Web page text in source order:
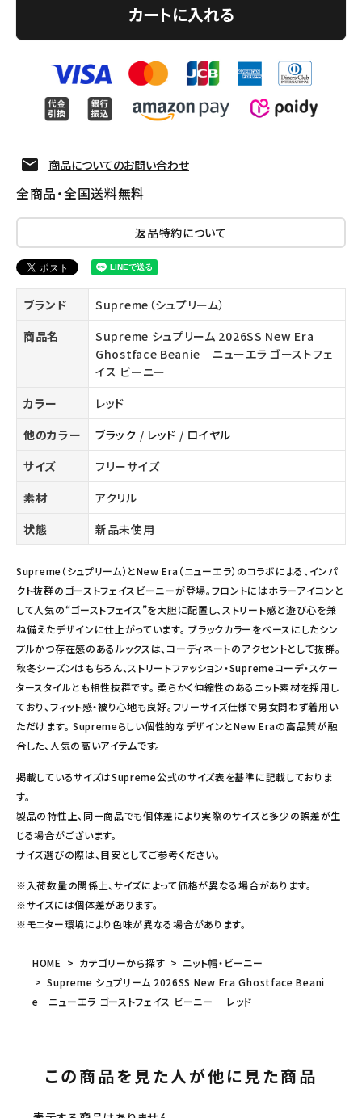
カートに入れる
商品についてのお問い合わせ
全商品・全国送料無料
返品特約について
ブランド
Supreme（シュプリーム）
商品名
Supreme シュプリーム 2026SS New Era
Ghostface Beanie ニューエラ ゴーストフェ
イス ビーニー
カラー
レッド
他のカラー
ブラック / レッド / ロイヤル
サイズ
フリーサイズ
素材
アクリル
状態
新品未使用
Supreme（シュプリーム）とNew Era（ニューエラ）のコラボによる、インパ
クト抜群のゴーストフェイスビーニーが登場。フロントにはホラーアイコンと
して人気の“ゴーストフェイス”を大胆に配置し、ストリート感と遊び心を兼
ね備えたデザインに仕上がっています。 ブラックカラーをベースにしたシン
プルかつ存在感のあるルックスは、コーディネートのアクセントとして抜群。
秋冬シーズンはもちろん、ストリートファッション・Supremeコーデ・スケー
タースタイルとも相性抜群です。 柔らかく伸縮性のあるニット素材を採用し
ており、フィット感・被り心地も良好。フリーサイズ仕様で男女問わず着用い
ただけます。 Supremeらしい個性的なデザインとNew Eraの高品質が融
合した、人気の高いアイテムです。
掲載しているサイズはSupreme公式のサイズ表を基準に記載しておりま
す。
製品の特性上、同一商品でも個体差により実際のサイズと多少の誤差が生
じる場合がございます。
サイズ選びの際は、目安としてご参考ください。
※入荷数量の関係上、サイズによって価格が異なる場合があります。
※サイズには個体差があります。
※モニター環境により色味が異なる場合があります。
HOME カテゴリーから探す
ニット帽・ビーニー
Supreme シュプリーム 2026SS New Era Ghostface Beani
e ニューエラ ゴーストフェイス ビーニー レッド
この商品を見た人が他に見た商品